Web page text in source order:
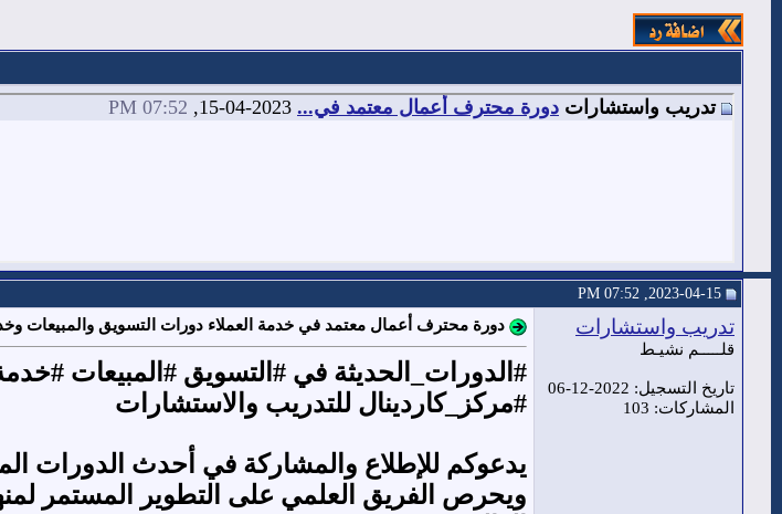
تدريب واستشارات دورة محترف أعمال معتمد في... 07:52 PM
تدريب واستشارات
قلـــــم نشيـط
تاريخ التسجيل: 2022-12-06
المشاركات: 103
دورة محترف أعمال معتمد في خدمة العملاء دورات التسويق والمبيعات وخدمة
#الدورات_الحديثة في #التسويق #المبيعات
#مركز_كاردينال للتدريب والاستشارات
يدعوكم للإطلاع والمشاركة في أحدث الدورات
ويحرص الفريق العلمي على التطوير المستمر